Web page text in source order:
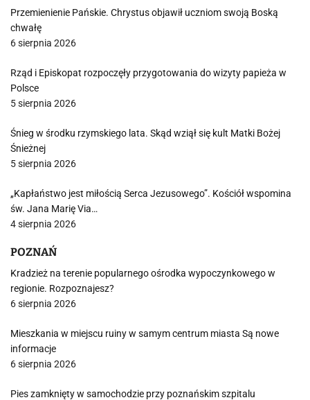
Przemienienie Pańskie. Chrystus objawił uczniom swoją Boską
chwałę
6 sierpnia 2026
Rząd i Episkopat rozpoczęły przygotowania do wizyty papieża w
Polsce
5 sierpnia 2026
Śnieg w środku rzymskiego lata. Skąd wziął się kult Matki Bożej
Śnieżnej
5 sierpnia 2026
„Kapłaństwo jest miłością Serca Jezusowego”. Kościół wspomina
św. Jana Marię Via…
4 sierpnia 2026
POZNAŃ
Kradzież na terenie popularnego ośrodka wypoczynkowego w
regionie. Rozpoznajesz?
6 sierpnia 2026
Mieszkania w miejscu ruiny w samym centrum miasta Są nowe
informacje
6 sierpnia 2026
Pies zamknięty w samochodzie przy poznańskim szpitalu